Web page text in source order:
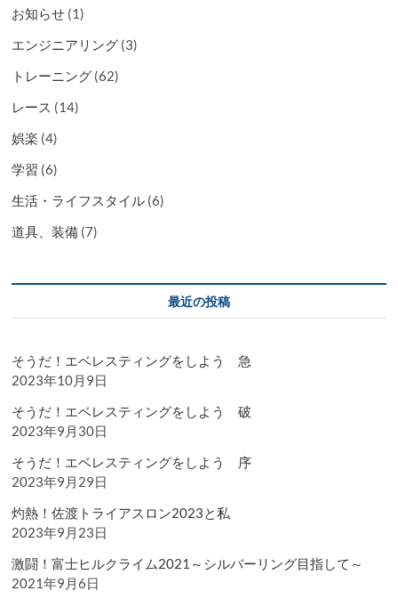
っ
た
お知らせ (1)
エンジニアリング (3)
トレーニング (62)
レース (14)
娯楽 (4)
学習 (6)
生活・ライフスタイル (6)
道具、装備 (7)
最近の投稿
そうだ！エベレスティングをしよう 急
2023年10月9日
そうだ！エベレスティングをしよう 破
2023年9月30日
そうだ！エベレスティングをしよう 序
2023年9月29日
灼熱！佐渡トライアスロン2023と私
2023年9月23日
激闘！富士ヒルクライム2021～シルバーリング目指して～
2021年9月6日